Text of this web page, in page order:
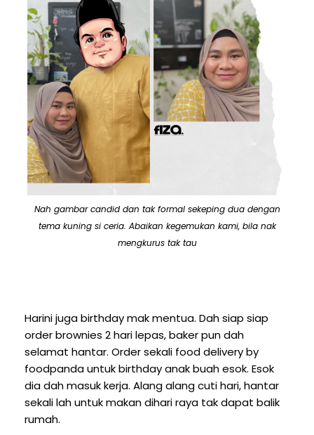
Nah gambar candid dan tak formal sekeping dua dengan
tema kuning si ceria. Abaikan kegemukan kami, bila nak
mengkurus tak tau
Harini juga birthday mak mentua. Dah siap siap
order brownies 2 hari lepas, baker pun dah
selamat hantar. Order sekali food delivery by
foodpanda untuk birthday anak buah esok. Esok
dia dah masuk kerja. Alang alang cuti hari, hantar
sekali lah untuk makan dihari raya tak dapat balik
rumah.